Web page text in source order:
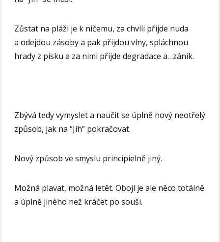
Zůstat na pláži je k ničemu, za chvíli přijde nuda
a odejdou zásoby a pak přijdou vlny, spláchnou
hrady z písku a za nimi přijde degradace a…zánik.
Zbývá tedy vymyslet a naučit se úplně nový neotřelý
způsob, jak na “Jih” pokračovat.
Nový způsob ve smyslu principielně jiný.
Možná plavat, možná letět. Obojí je ale něco totálně
a úplně jiného než kráčet po souši.